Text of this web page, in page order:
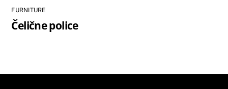
FURNITURE
Čelične police